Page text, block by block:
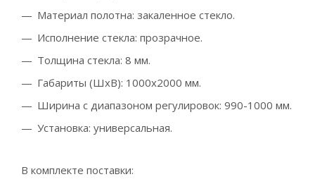
Материал полотна: закаленное стекло.
Исполнение стекла: прозрачное.
Толщина стекла: 8 мм.
Габариты (ШхВ): 1000х2000 мм.
Ширина с диапазоном регулировок: 990-1000 мм.
Установка: универсальная.
В комплекте поставки: